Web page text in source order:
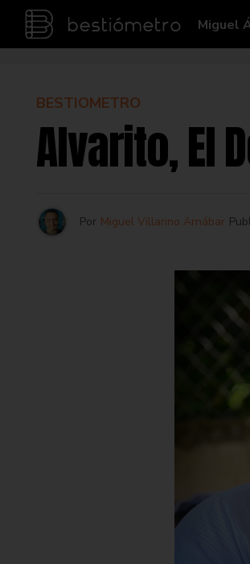
Miguel
BESTIOMETRO
Alvarito, El
Por Miguel Villarino Arnábar